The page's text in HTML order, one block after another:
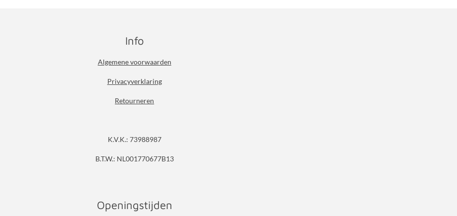
Info
Algemene voorwaarden
Privacyverklaring
Retourneren
K.V.K.: 73988987
B.T.W.: NL001770677B13
Openingstijden